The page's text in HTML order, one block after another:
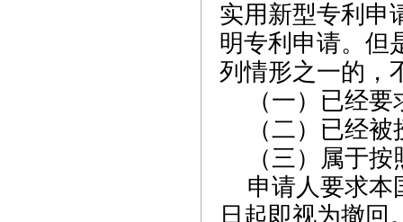
实用新型专利申
明专利申请。但
列情形之一的，
（一）已经
（二）已经
（三）属于
申请人要求本
日起即视为撤回